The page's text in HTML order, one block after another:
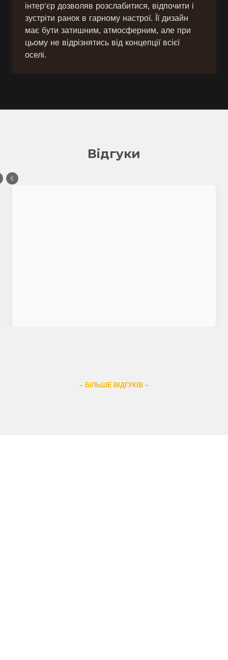
інтер'єр дозволяв розслабитися, відпочити і
зустріти ранок в гарному настрої. Її дизайн
має бути затишним, атмосферним, але при
цьому не відрізнятись від концепції всієї
оселі.
Відгуки
– БІЛЬШЕ ВІДГУКІВ –